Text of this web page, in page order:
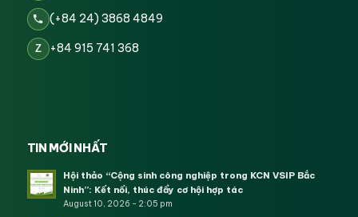
(+84 24) 3868 4849
Z +84 915 741 368
TIN MỚI NHẤT
Hội thảo “Cộng sinh công nghiệp trong KCN VSIP Bắc
Ninh”: Kết nối, thúc đẩy cơ hội hợp tác
August 10, 2026 - 2:05 pm